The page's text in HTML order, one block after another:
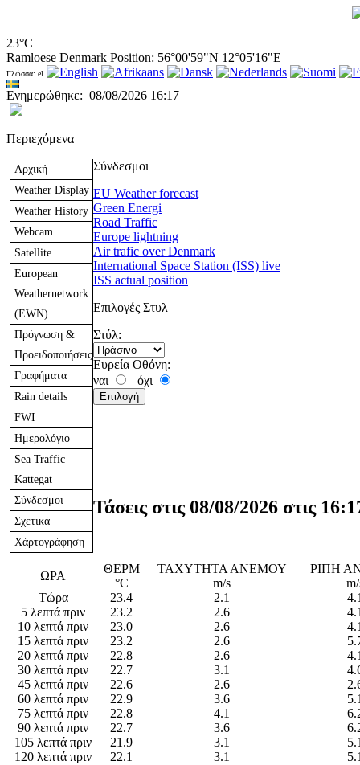
23°C
Ramloese Denmark Position: 56°00'59"N 12°05'16"E
Γλώσσα: el
Ενημερώθηκε: 08/08/2026 16:17
Περιεχόμενα
Αρχική
Weather Display
Weather History
Webcam
Satellite
European
Weathernetwork
(EWN)
Πρόγνωση &
Προειδοποιήσεις
Γραφήματα
Rain details
FWI
Ημερολόγιο
Sea Traffic
Kattegat
Σύνδεσμοι
Σχετικά
Χάρτoγράφηση
Σύνδεσμοι
EU Weather forecast
Green Energi
Road Traffic
Europe lightning
Air trafic over Denmark
International Space Station (ISS) live
ISS actual position
Επιλογές Στυλ
Στύλ:
Ευρεία Οθόνη:
ναι
| όχι
Τάσεις στις 08/08/2026 στις
ΩΡΑ
ΘΕΡΜ
°C
ΤΑΧΥΤΗΤΑ ΑΝΕΜΟΥ
m/s
ΡΙΠΗ
Τώρα
23.4 2.1
5 λεπτά πριν
23.2 2.6
10 λεπτά πριν
23.0 2.6
15 λεπτά πριν
23.2 2.6
20 λεπτά πριν
22.8 2.6
30 λεπτά πριν
22.7 3.1
45 λεπτά πριν
22.6 2.6
60 λεπτά πριν
22.9 3.6
75 λεπτά πριν
22.8 4.1
90 λεπτά πριν
22.7 3.6
105 λεπτά πριν
21.9 3.1
120 λεπτά πριν
22.1 3.1